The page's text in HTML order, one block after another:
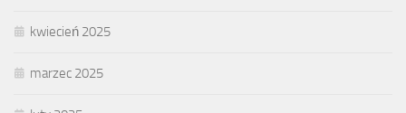
kwiecień 2025
marzec 2025